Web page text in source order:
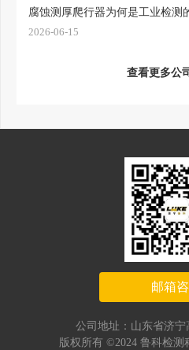
腐蚀测厚爬行器为何是工业检测
2026-06-15
查看更多公
邮箱
公司地址：山东省济宁
版权所有 ©2024 鲁科检测